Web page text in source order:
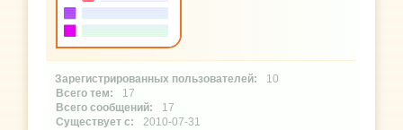
10
17
17
2010-07-31